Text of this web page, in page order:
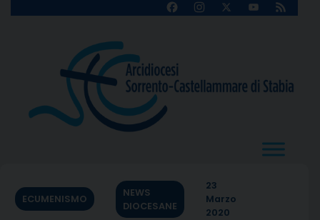
FacebookInstagram
X
YouTube
Feed
ECUMENISMO
NEWS
DIOCESANE
23
Marzo
2020